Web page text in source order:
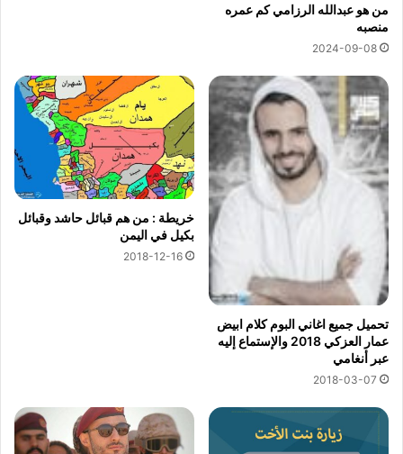
من هو عبدالله الرزامي كم عمره
منصبه
2024-09-08
تحميل جميع اغاني البوم كلام ابيض
عمار العزكي 2018 والإستماع إليه
عبر أنغامي
2018-03-07
خريطة : من هم قبائل حاشد وقبائل
بكيل في اليمن
2018-12-16